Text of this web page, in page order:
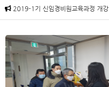
2019-1기 신임경비원교육과정 개강